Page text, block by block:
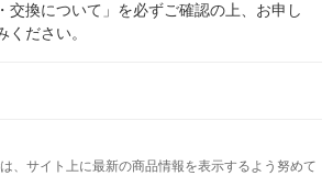
交換について」を必ずご確認の上、お申し
ください。
、サイト上に最新の商品情報を表示するよう努めて